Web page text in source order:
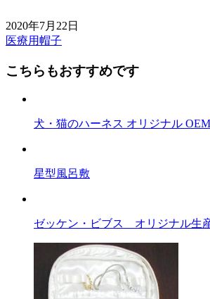
2020年7月22日
前
後
医療用帽子
こちらもおすすめです
犬・猫のハーネス オリジナル
星型風呂敷
ゼッケン・ビブス オリジナル生